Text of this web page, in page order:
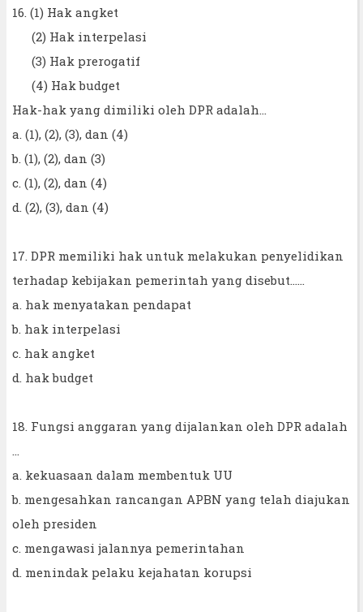
16. (1) Hak angket
(2) Hak interpelasi
(3) Hak prerogatif
(4) Hak budget
Hak-hak yang dimiliki oleh DPR adalah...
a. (1), (2), (3), dan (4)
b. (1), (2), dan (3)
c. (1), (2), dan (4)
d. (2), (3), dan (4)
17. DPR memiliki hak untuk melakukan penyelidikan
terhadap kebijakan pemerintah yang disebut……
a. hak menyatakan pendapat
b. hak interpelasi
c. hak angket
d. hak budget
18. Fungsi anggaran yang dijalankan oleh DPR adalah
...
a. kekuasaan dalam membentuk UU
b. mengesahkan rancangan APBN yang telah diajukan
oleh presiden
c. mengawasi jalannya pemerintahan
d. menindak pelaku kejahatan korupsi